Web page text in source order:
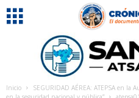
Inicio
SEGURIDAD AÉREA: ATEPSA en la